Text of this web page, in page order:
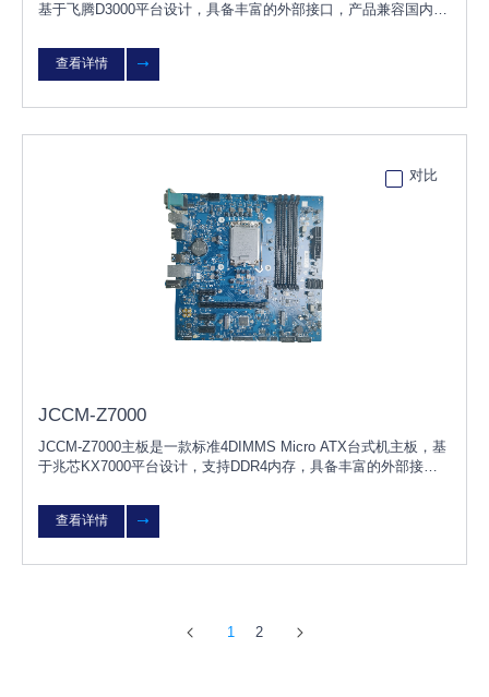
基于飞腾D3000平台设计，具备丰富的外部接口，产品兼容国内主
系统，适用于党政、金融、能源
查看详情
对比
JCCM-Z7000
JCCM-Z7000主板是一款标准4DIMMS Micro ATX台式机主板，基
于兆芯KX7000平台设计，支持DDR4内存，具备丰富的外部接
KOS/UOS桌面操作系统，适用于党
查看详情
1 2